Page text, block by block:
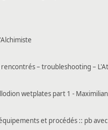
– troubleshooting –
wetplates part 1 -
et procédés :: pb